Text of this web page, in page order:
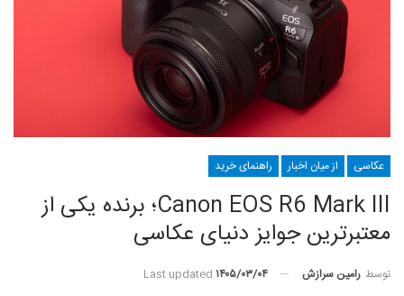
عکاسی از میان اخبار راهنمای خرید
Canon EOS R6 Mark III؛ برنده یکی از
معتبرترین جوایز دنیای عکاسی
توسط رامین سرازش Last updated ۱۴۰۵/۰۳/۰۴